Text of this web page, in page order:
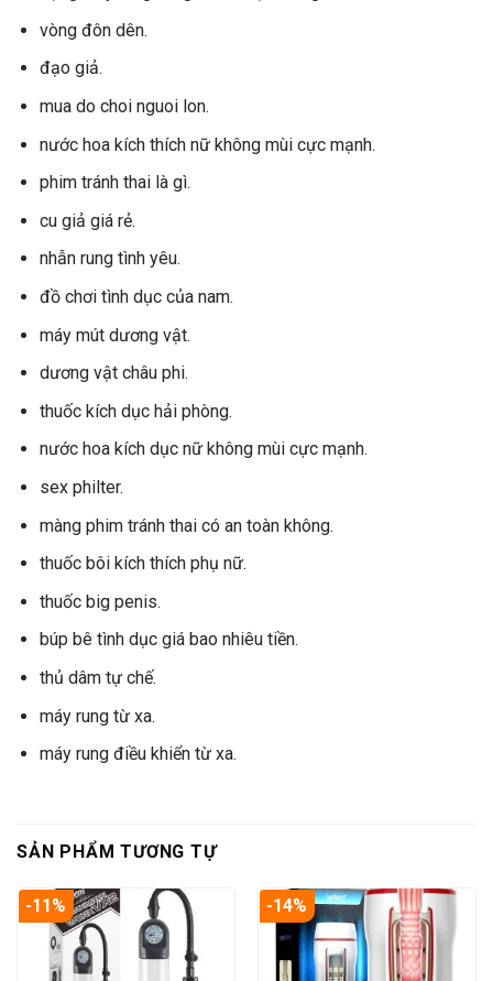
vòng đôn dên.
đạo giả.
mua do choi nguoi lon.
nước hoa kích thích nữ không mùi cực mạnh.
phim tránh thai là gì.
cu giả giá rẻ.
nhẫn rung tình yêu.
đồ chơi tình dục của nam.
máy mút dương vật.
dương vật châu phi.
thuốc kích dục hải phòng.
nước hoa kích dục nữ không mùi cực mạnh.
sex philter.
màng phim tránh thai có an toàn không.
thuốc bôi kích thích phụ nữ.
thuốc big penis.
búp bê tình dục giá bao nhiêu tiền.
thủ dâm tự chế.
máy rung từ xa.
máy rung điều khiển từ xa.
SẢN PHẨM TƯƠNG TỰ
-11% -14%